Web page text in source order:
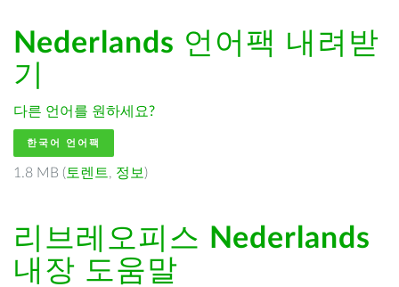
Nederlands 언어팩 내려받
기
다른 언어를 원하세요?
한국어 언어팩
1.8 MB ( 토렌트, 정보 )
리브레오피스 Nederlands
내장 도움말